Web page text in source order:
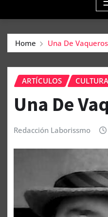
Home Una De
ARTÍCULOS
Una De
Redacción Laborissmo